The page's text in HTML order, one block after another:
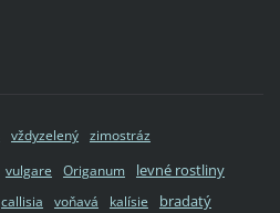
vždyzelený zimostráz
vulgare Origanum levné rostliny
callisia voňavá kalísie
bradatý